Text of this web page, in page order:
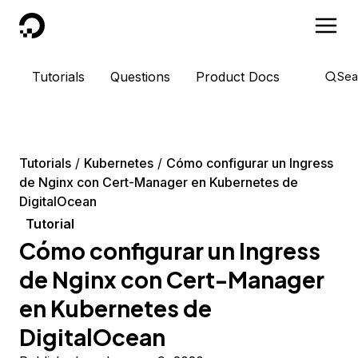
DigitalOcean
Tutorials Questions Product Docs
Tutorials Kubernetes
Cómo configurar un Ingress
de Nginx con Cert-Manager en Kubernetes de
DigitalOcean
Tutorial
Cómo configurar un Ingress
de Nginx con Cert-Manager
en Kubernetes de
DigitalOcean